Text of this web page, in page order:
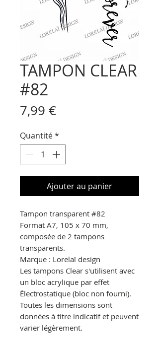
TAMPON CLEAR
#82
7,99 €Prix
Quantité*
Ajouter au panier
Tampon transparent #82
Format A7, 105 x 70 mm,
composée de 2 tampons
transparents.
Marque : Lorelaï design
Les tampons Clear s'utilisent avec
un bloc acrylique par effet
Électrostatique (bloc non fourni).
Toutes les dimensions sont
données à titre indicatif et peuvent
varier légèrement.